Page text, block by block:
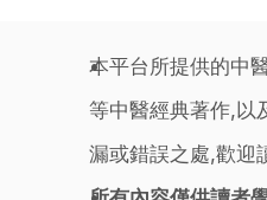
本平台所提供的中
等中醫經典著作,以
漏或錯誤之處,歡迎